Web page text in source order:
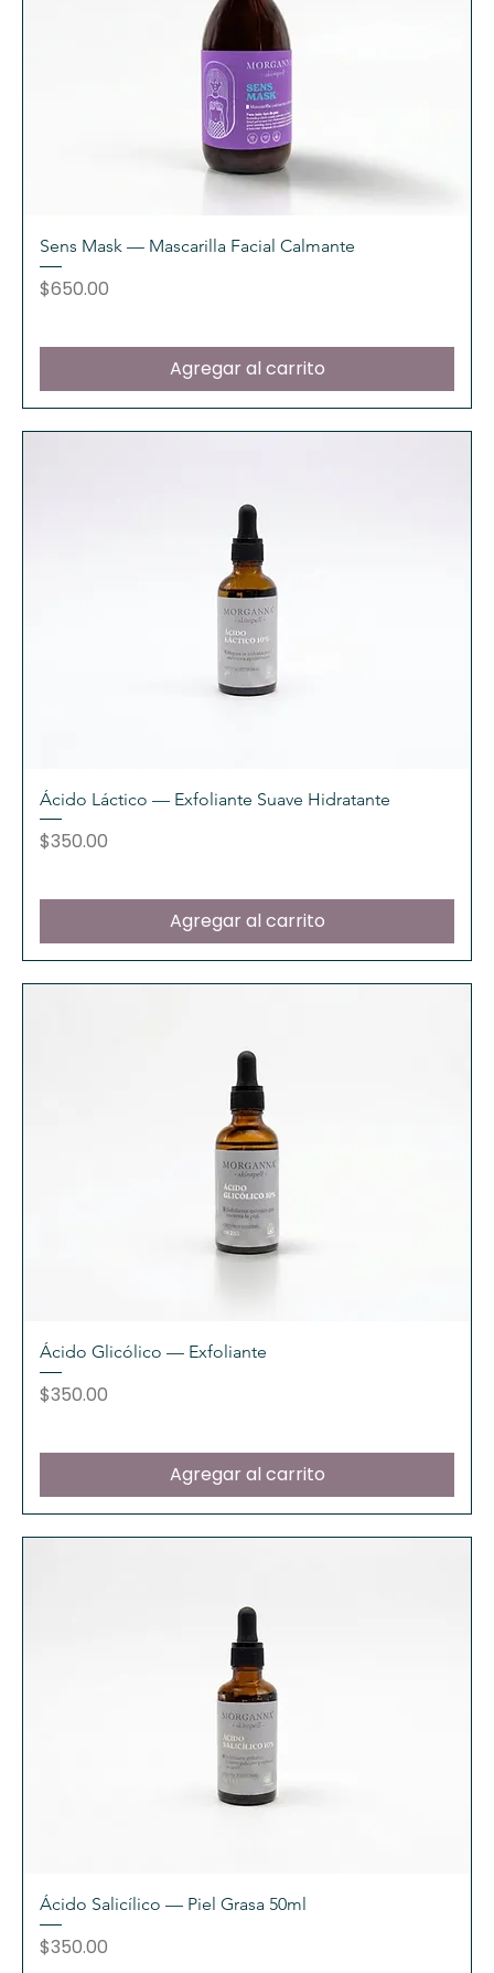
Sens Mask — Mascarilla Facial Calmante
Precio
$650.00
Agregar al carrito
Ácido Láctico — Exfoliante Suave Hidratante
Precio
$350.00
Agregar al carrito
Ácido Glicólico — Exfoliante
Precio
$350.00
Agregar al carrito
Ácido Salicílico — Piel Grasa 50ml
Precio
$350.00